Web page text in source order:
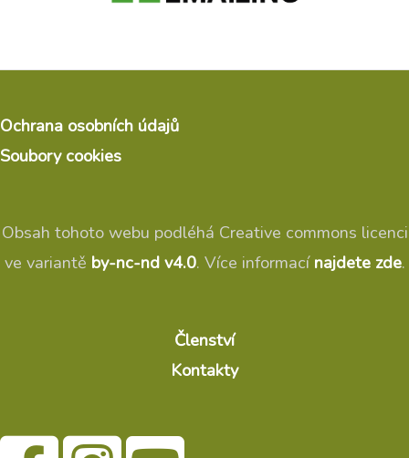
Ochrana osobních údajů
Soubory cookies
Obsah tohoto webu podléhá Creative commons licenci
ve variantě by-nc-nd v4.0. Více informací najdete zde.
Členství
Kontakty